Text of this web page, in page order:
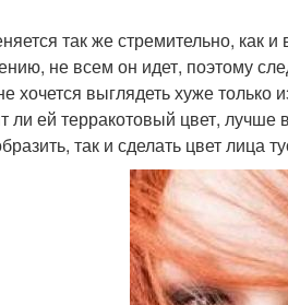
так же стремительно, как
не всем он идет, поэтому
хочется выглядеть хуже
ли ей терракотовый цвет,
так и сделать цвет лица